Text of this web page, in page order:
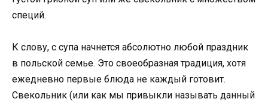
специй.
К слову, с супа начнется абсолютно любой праздник
в польской семье. Это своеобразная традиция, хотя
ежедневно первые блюда не каждый готовит.
Свекольник (или как мы привыкли называть данный